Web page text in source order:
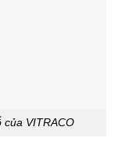
của VITRACO